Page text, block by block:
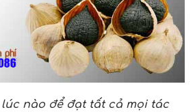
nào để đạt tất cả mọi tác